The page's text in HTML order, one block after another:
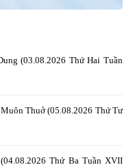
(03.08.2026 Thứ Hai Tuần
Thuở (05.08.2026 Thứ Tư
Thứ Ba Tuần XVII